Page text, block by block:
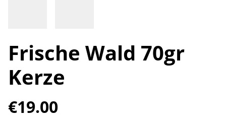
Frische Wald 70gr
Kerze
€19.00